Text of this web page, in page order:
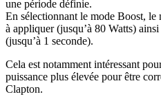
une période définie.
En sélectionnant le mode Boost, le
à appliquer (jusqu’à 80 Watts)
(jusqu’à 1 seconde).
Cela est notamment intéressant
puissance plus élevée pour être
Clapton.